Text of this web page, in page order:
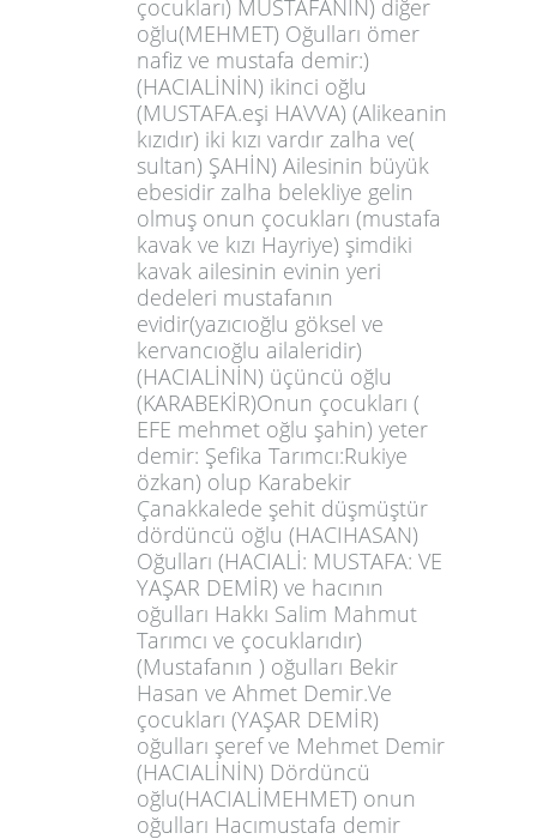
çocukları) MUSTAFANIN) diğer
oğlu(MEHMET) Oğulları ömer
nafiz ve mustafa demir:)
(HACIALİNİN) ikinci oğlu
(MUSTAFA.eşi HAVVA) (Alikeanin
kızıdır) iki kızı vardır zalha ve(
sultan) ŞAHİN) Ailesinin büyük
ebesidir zalha belekliye gelin
olmuş onun çocukları (mustafa
kavak ve kızı Hayriye) şimdiki
kavak ailesinin evinin yeri
dedeleri mustafanın
evidir(yazıcıoğlu göksel ve
kervancıoğlu ailaleridir)
(HACIALİNİN) üçüncü oğlu
(KARABEKİR)Onun çocukları (
EFE mehmet oğlu şahin) yeter
demir: Şefika Tarımcı:Rukiye
özkan) olup Karabekir
Çanakkalede şehit düşmüştür
dördüncü oğlu (HACIHASAN)
Oğulları (HACIALİ: MUSTAFA: VE
YAŞAR DEMİR) ve hacının
oğulları Hakkı Salim Mahmut
Tarımcı ve çocuklarıdır)
(Mustafanın ) oğulları Bekir
Hasan ve Ahmet Demir.Ve
çocukları (YAŞAR DEMİR)
oğulları şeref ve Mehmet Demir
(HACIALİNİN) Dördüncü
oğlu(HACIALİMEHMET) onun
oğulları Hacımustafa demir